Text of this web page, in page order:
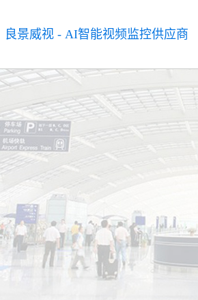
良景威视 - AI智能视频监控供应商